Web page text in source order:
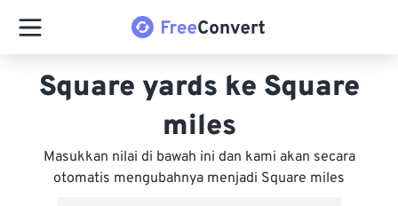
Square yards ke Square
miles
Masukkan nilai di bawah ini dan kami akan secara
otomatis mengubahnya menjadi Square miles